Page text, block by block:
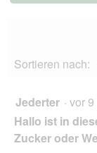
Sortieren nach:
Jederter · vor
Hallo ist in
Zucker oder